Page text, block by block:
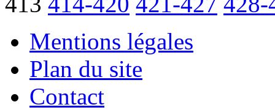
Mentions légales
Plan du site
Contact